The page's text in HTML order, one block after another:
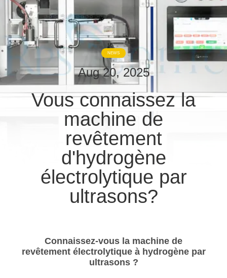
NOUS
VISITE
D'USINE
CONTRÔLE
CONTACTEZ-
NOUVELLES
NEWS
Aug 20, 2025
Vous connaissez la
machine de
revêtement
d'hydrogène
électrolytique par
ultrasons?
Connaissez-vous la machine de
revêtement électrolytique à hydrogène par
ultrasons ?